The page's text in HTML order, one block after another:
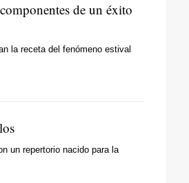
de un éxito
la receta del fenómeno estival
un repertorio nacido para la